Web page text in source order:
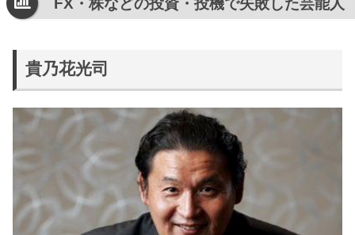
FX・株などの投資・投機で失敗した芸能人
貴乃花光司